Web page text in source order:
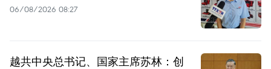
06/08/2026 08:27
越共中央总书记、国家主席苏林：创